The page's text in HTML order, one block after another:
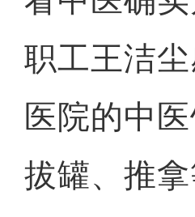
职工王洁
医院的中
拔罐、推